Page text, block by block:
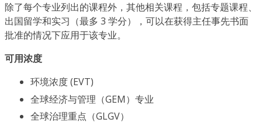
除了每个专业列出的课程外，其他相关课程，包括专题课程、
出国留学和实习（最多 3 学分），可以在获得主任事先书面
批准的情况下应用于该专业。
可用浓度
环境浓度 (EVT)
全球经济与管理（GEM）专业
全球治理重点（GLGV）